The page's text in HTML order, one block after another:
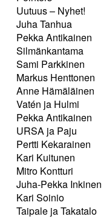
Uutuus – Nyhet!
Juha Tanhua
Pekka Antikainen
Silmänkantama
Sami Parkkinen
Markus Henttonen
Anne Hämäläinen
Vatén ja Hulmi
Pekka Antikainen
URSA ja Paju
Pertti Kekarainen
Kari Kuitunen
Mitro Kontturi
Juha-Pekka Inkinen
Kari Soinio
Taipale ja Takatalo